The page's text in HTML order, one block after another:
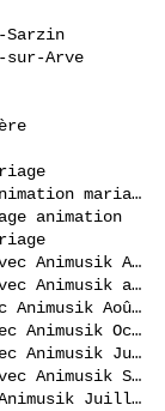
Sarzin
sur-Arve
Domaine de Divonne animation mariage
animation
Mariage à Allinges avec Animusik Août 2020
Mariage à Corbonod avec Animusik avril 2023
Mariage à Eloise avec Animusik Août 2020
Mariage à Marigny avec Animusik Octobre 2020
Mariage à Mieussy avec Animusik Juillet 2020
Mariage à Morillon avec Animusik Septembre 2020
Mariage à Sixt avec Animusik Juillet 2020